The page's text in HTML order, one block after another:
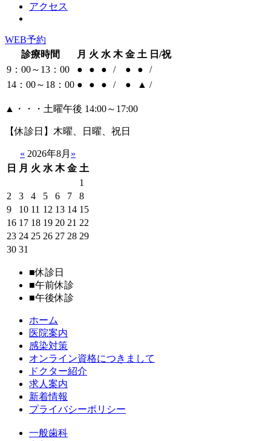
アクセス
WEB予約
診療時間
月 火 水 木 金 土 日/祝
9：00～13：00
● ● ● / ● ●
/
14：00～18：00 ● ● ● / ● ▲ /
▲・・・土曜午後 14:00～17:00
【休診日】木曜、日曜、祝日
« 2026年8月 »
日
月 火 水 木 金 土
1
2
3 4 5 6 7
8
9
10 11 12 13 14 15
16 17 18 19 20 21 22
23 24 25 26 27 28 29
30 31
■休診日
■午前休診
■午後休診
ホーム
医院案内
感染対策
オンライン資格につきまして
ドクター紹介
求人案内
新着情報
プライバシーポリシー
一般歯科